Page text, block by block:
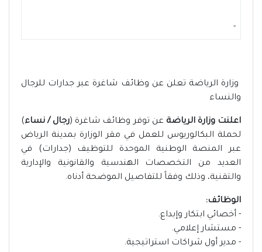
-
وزارة الرياضة تعلن عن وظائف شاغرة عبر جدارات للرجال
والنساء
اعلنت وزارة الرياضة عن توفر وظائف شاغرة (رجال / نساء)
لحملة البكالوريوس للعمل في مقر الوزارة بمدينة الرياض
عبر المنصة الوطنية الموحدة للتوظيف (جدارات) في
العديد من التخصصات الهندسية والقانونية والإدارية
والتقنية، وذلك وفقاً للتفاصيل الموضحة أدناه.
الوظائف:
- أخصائي ابتكار وإبداع.
- مستشار إعلامي.
- مدير أول شراكات استراتيجية.